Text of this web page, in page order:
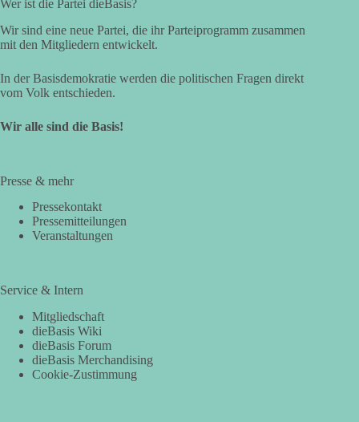
Wer ist die Partei dieBasis?
Wir sind eine neue Partei, die ihr Parteiprogramm zusammen
mit den Mitgliedern entwickelt.
In der Basisdemokratie werden die politischen Fragen direkt
vom Volk entschieden.
Wir alle sind die Basis!
Presse & mehr
Pressekontakt
Pressemitteilungen
Veranstaltungen
Service & Intern
Mitgliedschaft
dieBasis Wiki
dieBasis Forum
dieBasis Merchandising
Cookie-Zustimmung